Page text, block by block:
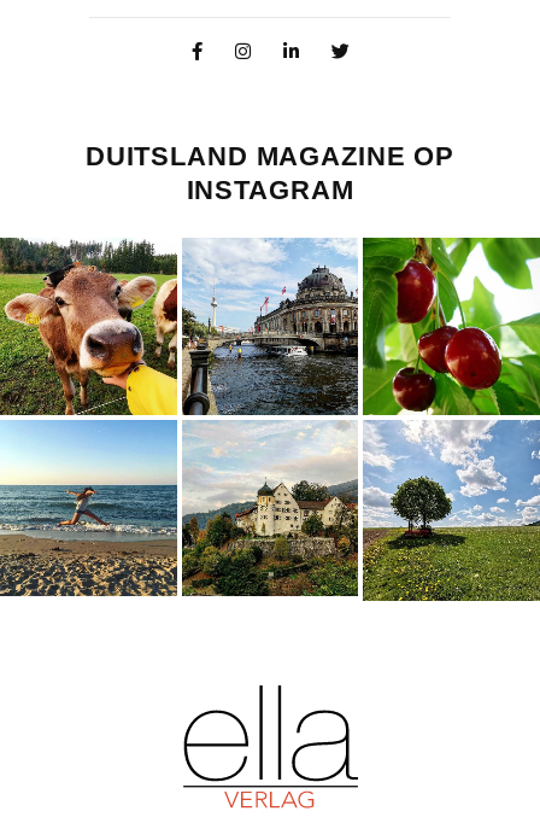
DUITSLAND MAGAZINE OP
INSTAGRAM